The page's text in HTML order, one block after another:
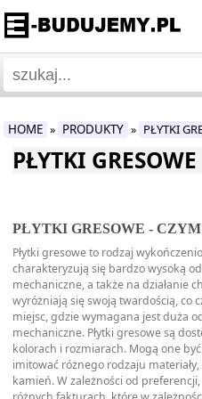
HOME » PRODUKTY » PŁYTKI
PŁYTKI GRESOWE
PŁYTKI GRESOWE - CZYM
Płytki gresowe to rodzaj
charakteryzują się bardzo wysoką
mechaniczne, a także na działanie
wyróżniają się swoją twardością, co
miejsc, gdzie wymagana jest duża
mechaniczne. Płytki gresowe są
kolorach i rozmiarach. Mogą one
imitować różnego rodzaju
kamień. W zależności od